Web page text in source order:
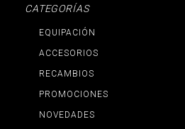
CATEGORÍAS
EQUIPACIÓN
ACCESORIOS
RECAMBIOS
PROMOCIONES
NOVEDADES